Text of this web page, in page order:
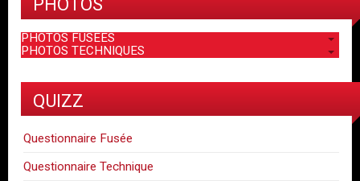
PHOTOS FUSEES
PHOTOS TECHNIQUES
QUIZZ
Questionnaire Fusée
Questionnaire Technique